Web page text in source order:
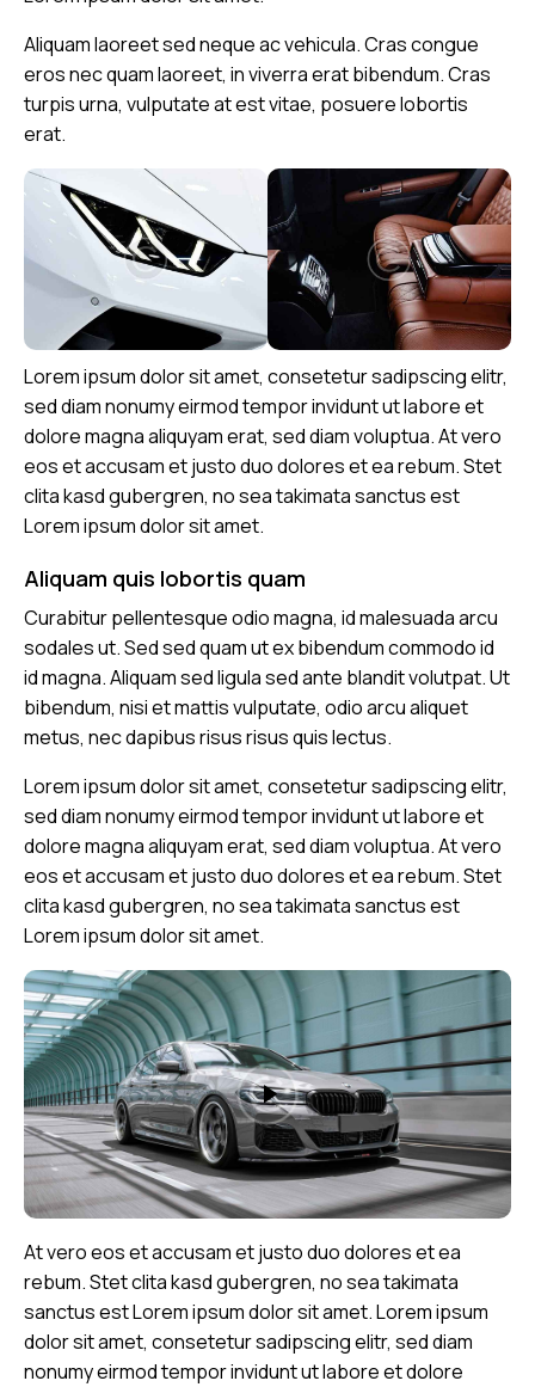
Aliquam laoreet sed neque ac vehicula. Cras congue
eros nec quam laoreet, in viverra erat bibendum. Cras
turpis urna, vulputate at est vitae, posuere lobortis
erat.
Lorem ipsum dolor sit amet, consetetur sadipscing elitr,
sed diam nonumy eirmod tempor invidunt ut labore et
dolore magna aliquyam erat, sed diam voluptua. At vero
eos et accusam et justo duo dolores et ea rebum. Stet
clita kasd gubergren, no sea takimata sanctus est
Lorem ipsum dolor sit amet.
Aliquam quis lobortis quam
Curabitur pellentesque odio magna, id malesuada arcu
sodales ut. Sed sed quam ut ex bibendum commodo id
id magna. Aliquam sed ligula sed ante blandit volutpat. Ut
bibendum, nisi et mattis vulputate, odio arcu aliquet
metus, nec dapibus risus risus quis lectus.
Lorem ipsum dolor sit amet, consetetur sadipscing elitr,
sed diam nonumy eirmod tempor invidunt ut labore et
dolore magna aliquyam erat, sed diam voluptua. At vero
eos et accusam et justo duo dolores et ea rebum. Stet
clita kasd gubergren, no sea takimata sanctus est
Lorem ipsum dolor sit amet.
At vero eos et accusam et justo duo dolores et ea
rebum. Stet clita kasd gubergren, no sea takimata
sanctus est Lorem ipsum dolor sit amet. Lorem ipsum
dolor sit amet, consetetur sadipscing elitr, sed diam
nonumy eirmod tempor invidunt ut labore et dolore